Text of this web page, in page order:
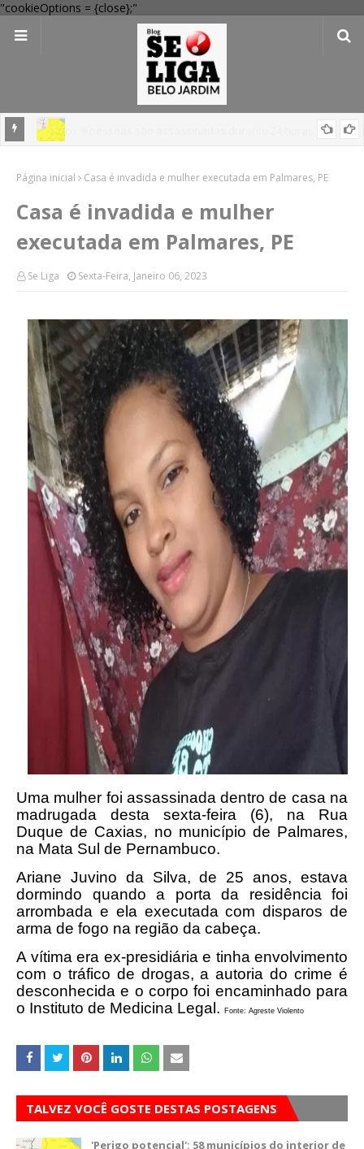
"cookieOptions = {close};"
alerta amarelo de vendaval
Página inicial Casa é invadida e mulher executada em Palmares, PE
Casa é invadida e mulher
executada em Palmares, PE
Se Liga Sexta-Feira, Janeiro 06, 2023
Uma mulher foi assassinada dentro de casa na
madrugada desta sexta-feira (6), na Rua
Duque de Caxias, no município de Palmares,
na Mata Sul de Pernambuco.
Ariane Juvino da Silva, de 25 anos, estava
dormindo quando a porta da residência foi
arrombada e ela executada com disparos de
arma de fogo na região da cabeça.
A vítima era ex-presidiária e tinha envolvimento
com o tráfico de drogas, a autoria do crime é
desconhecida e o corpo foi encaminhado para
o Instituto de Medicina Legal.
Fonte: Agreste Violento
TALVEZ VOCÊ GOSTE DESTAS POSTAGENS
'Perigo potencial': 58 municípios do interior de